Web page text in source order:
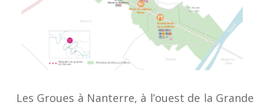
Les Groues à Nanterre, à l’ouest de la Grande